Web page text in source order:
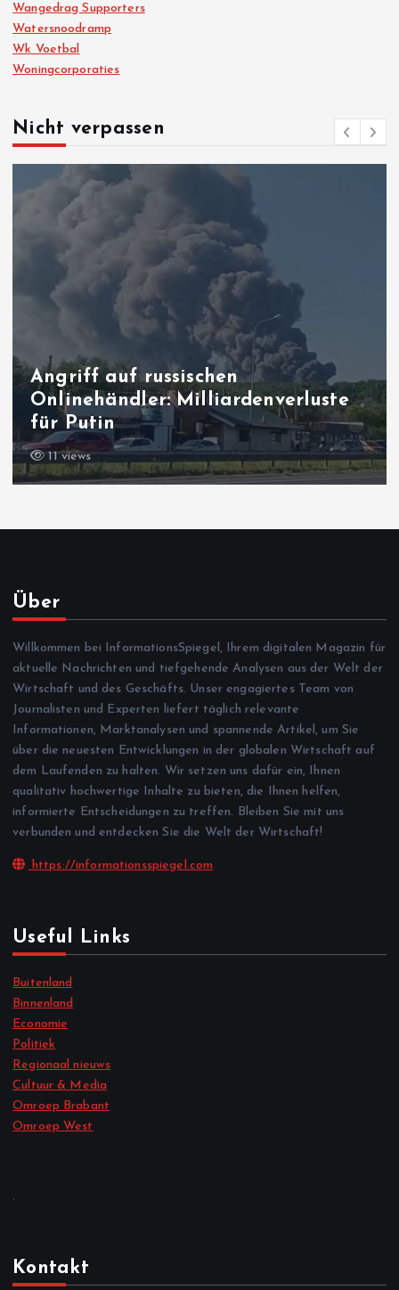
Wangedrag Supporters
Watersnoodramp
Wk Voetbal
Woningcorporaties
Nicht verpassen
Angriff auf russischen
Onlinehändler: Milliardenverluste
für Putin
11 views
Über
Willkommen bei InformationsSpiegel, Ihrem digitalen Magazin für
aktuelle Nachrichten und tiefgehende Analysen aus der Welt der
Wirtschaft und des Geschäfts. Unser engagiertes Team von
Journalisten und Experten liefert täglich relevante
Informationen, Marktanalysen und spannende Artikel, um Sie
über die neuesten Entwicklungen in der globalen Wirtschaft auf
dem Laufenden zu halten. Wir setzen uns dafür ein, Ihnen
qualitativ hochwertige Inhalte zu bieten, die Ihnen helfen,
informierte Entscheidungen zu treffen. Bleiben Sie mit uns
verbunden und entdecken Sie die Welt der Wirtschaft!
https://informationsspiegel.com
Useful Links
Buitenland
Binnenland
Economie
Politiek
Regionaal nieuws
Cultuur & Media
Omroep Brabant
Omroep West
.
Kontakt